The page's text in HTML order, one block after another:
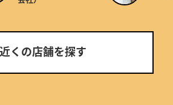
くの店舗を探す